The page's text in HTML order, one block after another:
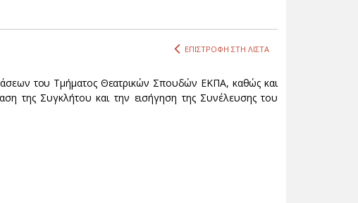
ΕΠΙΣΤΡΟΦΗ ΣΤΗ ΛΙΣΤΑ
του Τμήματος Θεατρικών Σπουδών ΕΚΠΑ, καθώς και
της Συγκλήτου και την εισήγηση της Συνέλευσης του